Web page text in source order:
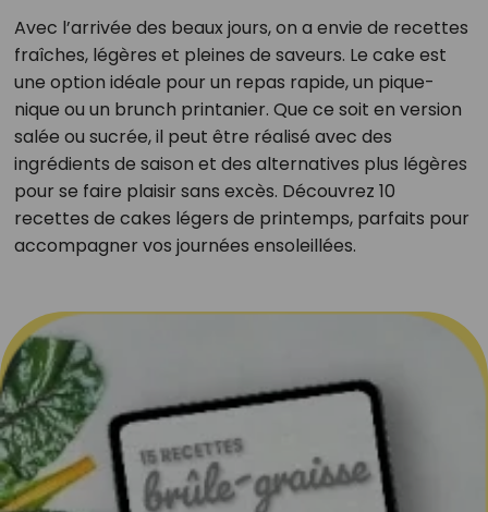
Avec l’arrivée des beaux jours, on a envie de recettes
fraîches, légères et pleines de saveurs. Le cake est
une option idéale pour un repas rapide, un pique-
nique ou un brunch printanier. Que ce soit en version
salée ou sucrée, il peut être réalisé avec des
ingrédients de saison et des alternatives plus légères
pour se faire plaisir sans excès. Découvrez 10
recettes de cakes légers de printemps, parfaits pour
accompagner vos journées ensoleillées.